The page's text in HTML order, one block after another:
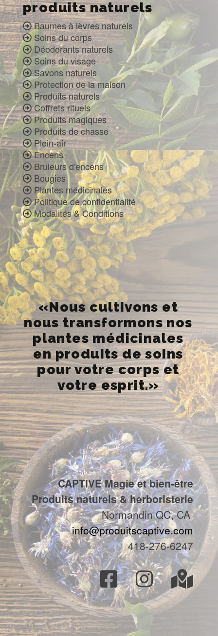
produits naturels
Baumes à lèvres naturels
Soins du corps
Déodorants naturels
Soins du visage
Savons naturels
Protection de la maison
Produits naturels
Coffrets rituels
Produits magiques
Produits de chasse
Plein-air
Encens
Bruleurs d'encens
Bougies
Plantes médicinales
Politique de confidentialité
Modalités & Conditions
«Nous cultivons et
nous transformons nos
plantes médicinales
en produits de soins
pour votre corps et
votre esprit.»
CAPTIVE Magie et bien-être
Produits naturels & herboristerie
Normandin QC, CA
info@produitscaptive.com
418-276-6247